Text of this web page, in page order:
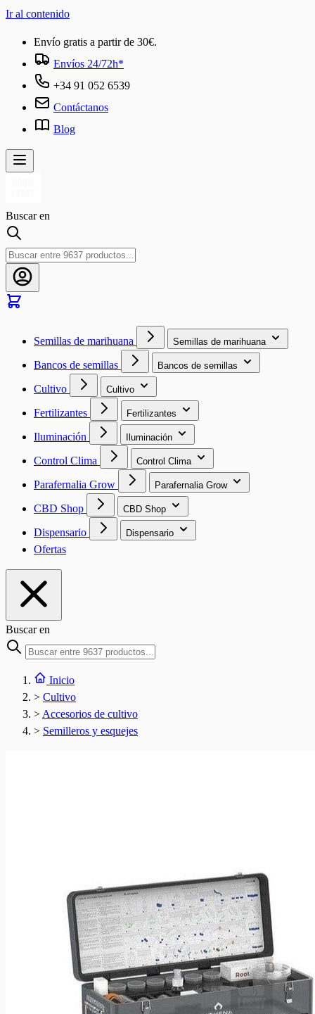
Ir al contenido
Envío gratis a partir de 30€.
Envíos 24/72h*
+34 91 052 6539
Contáctanos
Blog
Buscar en
Semillas de marihuana Semillas de marihuana
Bancos de semillas Bancos de semillas
Cultivo Cultivo
Fertilizantes Fertilizantes
Iluminación Iluminación
Control Clima Control Clima
Parafernalia Grow Parafernalia Grow
CBD Shop CBD Shop
Dispensario Dispensario
Ofertas
Buscar en
Inicio
> Cultivo
> Accesorios de cultivo
> Semilleros y esquejes